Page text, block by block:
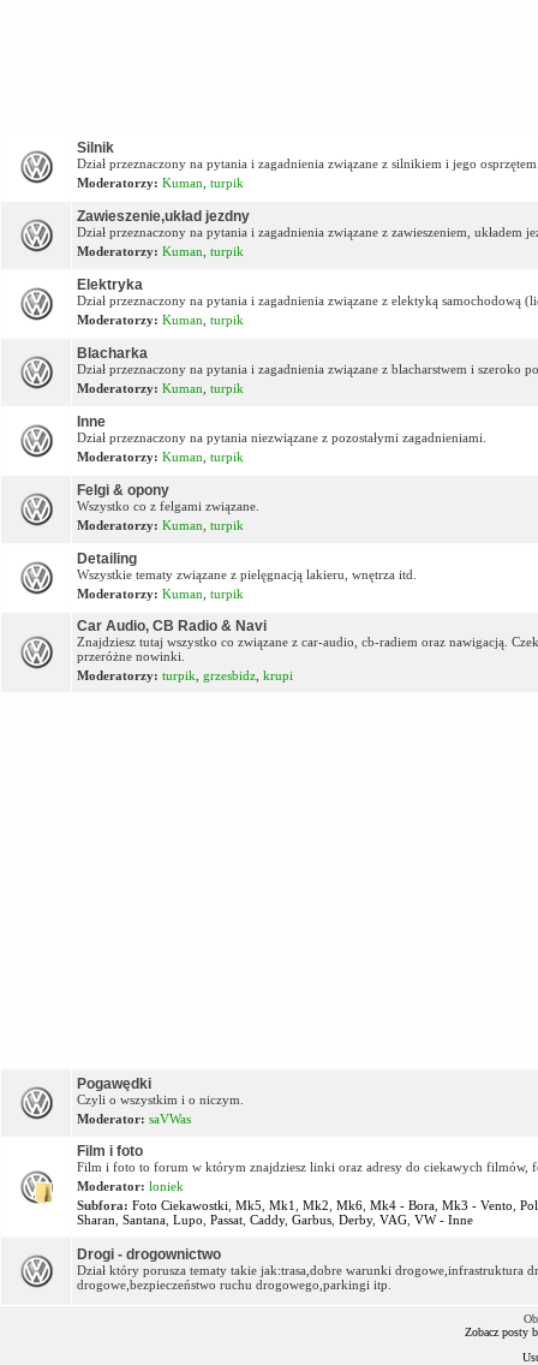
Silnik
Dział przeznaczony na pytania i zagadnienia związane z silnikiem i jego
Moderatorzy: Kuman turpik
Zawieszenie,układ jezdny
Dział przeznaczony na pytania i zagadnienia związane z zawieszeniem, układem
Moderatorzy: Kuman turpik
Elektryka
Dział przeznaczony na pytania i zagadnienia związane z elektyką samochodową
Moderatorzy: Kuman turpik
Blacharka
Dział przeznaczony na pytania i zagadnienia związane z blacharstwem i szeroko
Moderatorzy: Kuman turpik
Inne
Dział przeznaczony na pytania niezwiązane z pozostałymi zagadnieniami.
Moderatorzy: Kuman turpik
Felgi & opony
Wszystko co z felgami związane.
Moderatorzy: Kuman turpik
Detailing
Wszystkie tematy związane z pielęgnacją lakieru, wnętrza itd.
Moderatorzy: Kuman turpik
Car Audio, CB Radio & Navi
Znajdziesz tutaj wszystko co związane z car-audio, cb-radiem oraz nawigacją.
przeróżne nowinki.
Moderatorzy: turpik grzesbidz krupi
Pogawędki
Czyli o wszystkim i o niczym.
Moderator: saVWas
Film i foto
Film i foto to forum w którym znajdziesz linki oraz adresy do ciekawych filmów,
Moderator: loniek
Subfora: Foto Ciekawostki Mk5 Mk1 Mk2 Mk6 Mk4 - Bora Mk3 - Vento
Sharan Santana Lupo Passat Caddy, Garbus Derby, VAG VW - Inne
Drogi - drogownictwo
Dział który porusza tematy takie jak:trasa,dobre warunki drogowe,infrastruktura
drogowe,bezpieczeństwo ruchu drogowego,parkingi itp.
Zobacz posty